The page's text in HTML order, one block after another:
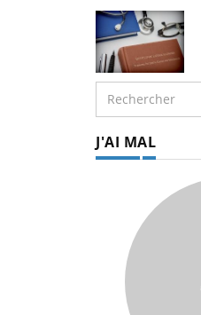
J'AI MAL